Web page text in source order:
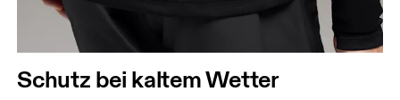
Schutz bei kaltem Wetter